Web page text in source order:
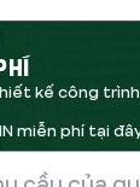
kế công
miễn phí tại